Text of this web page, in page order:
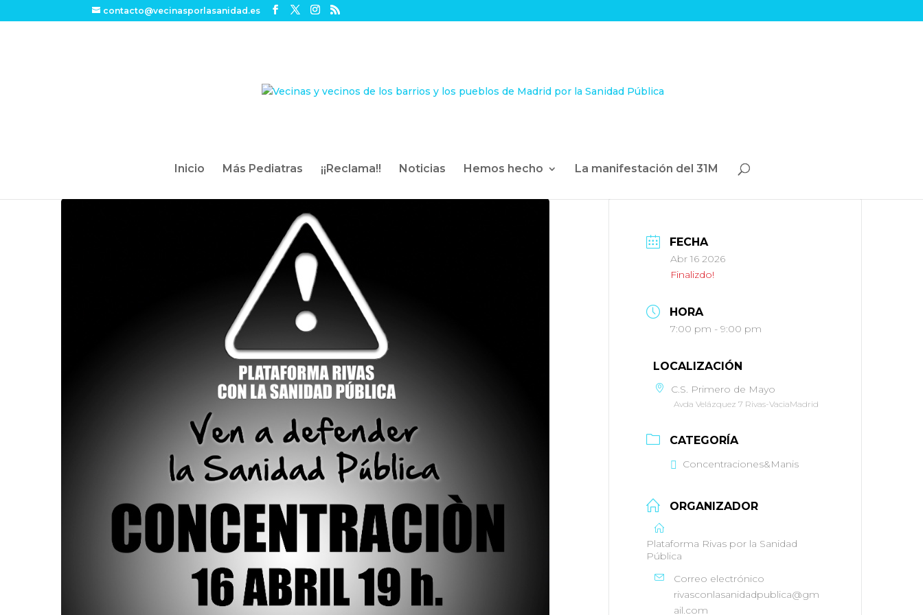
contacto@vecinasporlasanidad.es
Inicio Más Pediatras ¡¡Reclama!! Noticias Hemos hecho La manifestación del 31M
FECHA
Abr 16 2026
Finalizdo!
HORA
7:00 pm - 9:00 pm
LOCALIZACIÓN
C.S. Primero de Mayo
Avda Velázquez 7 Rivas-VaciaMadrid
CATEGORÍA
Concentraciones&Manis
ORGANIZADOR
Plataforma Rivas por la Sanidad
Pública
Correo electrónico
rivasconlasanidadpublica@gm
ail.com